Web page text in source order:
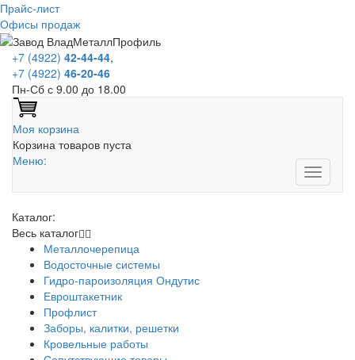
Прайс-лист
Офисы продаж
+7 (4922) 42-44-44,
+7 (4922) 46-20-46
Пн-Сб с 9.00 до 18.00
Моя корзина
Корзина товаров пуста
Меню:
Каталог:
Весь каталог
Металлочерепица
Водосточные системы
Гидро-пароизоляция Ондутис
Евроштакетник
Профлист
Заборы, калитки, решетки
Кровельные работы